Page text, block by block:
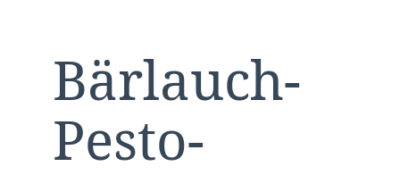
Bärlauch-
Pesto-